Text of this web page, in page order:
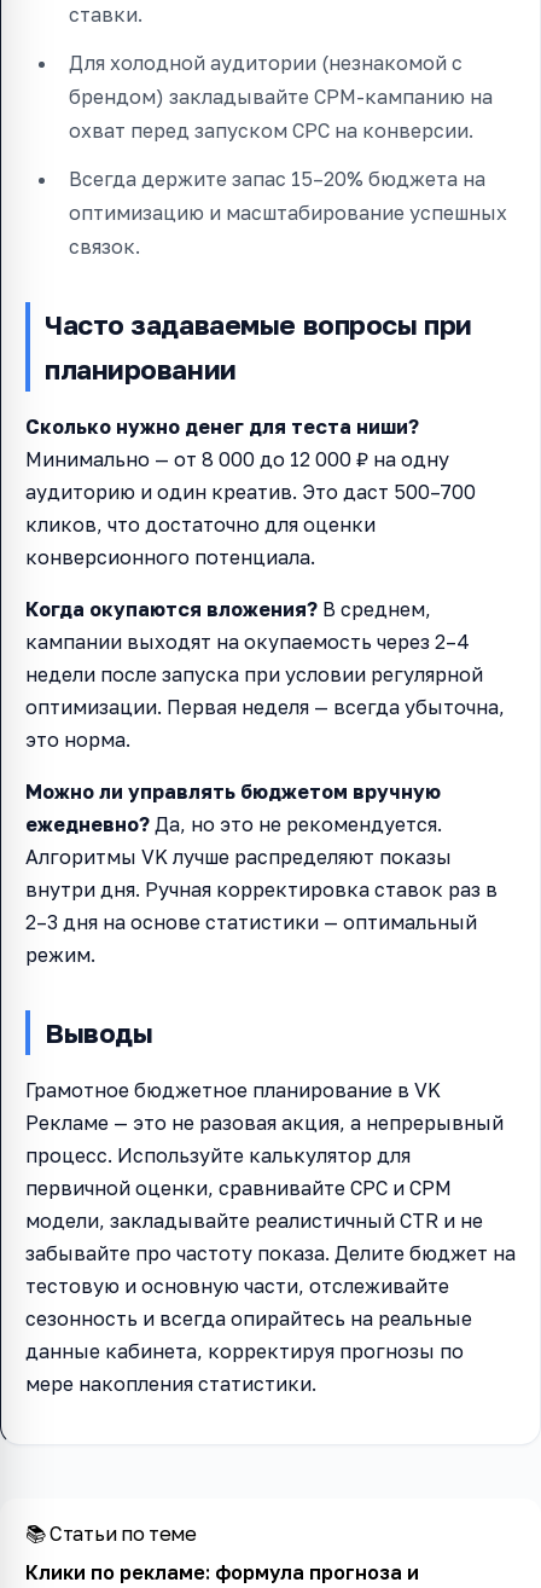
ставки.
Для холодной аудитории (незнакомой с
брендом) закладывайте CPM-кампанию на
охват перед запуском CPC на конверсии.
Всегда держите запас 15–20% бюджета на
оптимизацию и масштабирование успешных
связок.
Часто задаваемые вопросы при
планировании
Сколько нужно денег для теста ниши?
Минимально — от 8 000 до 12 000 ₽ на одну
аудиторию и один креатив. Это даст 500–700
кликов, что достаточно для оценки
конверсионного потенциала.
Когда окупаются вложения? В среднем,
кампании выходят на окупаемость через 2–4
недели после запуска при условии регулярной
оптимизации. Первая неделя — всегда убыточна,
это норма.
Можно ли управлять бюджетом вручную
ежедневно? Да, но это не рекомендуется.
Алгоритмы VK лучше распределяют показы
внутри дня. Ручная корректировка ставок раз в
2–3 дня на основе статистики — оптимальный
режим.
Выводы
Грамотное бюджетное планирование в VK
Рекламе — это не разовая акция, а непрерывный
процесс. Используйте калькулятор для
первичной оценки, сравнивайте CPC и CPM
модели, закладывайте реалистичный CTR и не
забывайте про частоту показа. Делите бюджет на
тестовую и основную части, отслеживайте
сезонность и всегда опирайтесь на реальные
данные кабинета, корректируя прогнозы по
мере накопления статистики.
📚 Статьи по теме
Клики по рекламе: формула прогноза и